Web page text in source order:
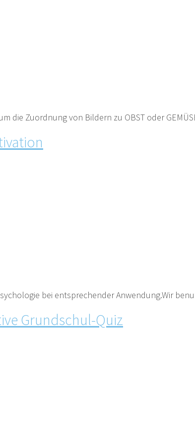
die Zuordnung von Bildern zu OBST oder
bei entsprechender Anwendung.Wir
Grundschul-Quiz